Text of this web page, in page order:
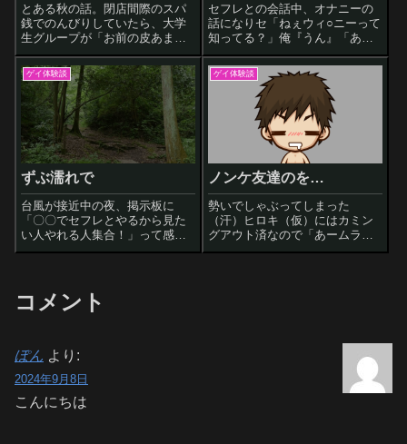
とある秋の話。閉店間際のスパ
銭でのんびりしていたら、大学
生グループが「お前の皮あまり
すぎじゃねｗ」「○○の玉でかす
ぎｗｗ」っと、お互いの股間を
評価しだしまして。そんなの見
せつけられちゃったらムラムラ
しちゃうじゃないですか(笑)なの
で帰りにや
セフレとの会話中、オナニーの
話になりセ「ねぇウィ○ニーって
知ってる？」俺『うん』「あれ
って本当に気持ちいいんかな」
『うーん…確かに気持ちいいけ
ど、よく聞く何度もイク感覚っ
てのはわかんなかった』「え
っ？やったことあんの？」そん
な何気ない？やり
ゲイ体験談
ずぶ濡れで
台風が接近中の夜、掲示板に
「〇〇でセフレとやるから見た
い人やれる人集合！」って感じ
の書き込みがあったんで、ずぶ
んとか某公園に到着し、普段で
も人が来ないような茂みの奥に
ゲイ体験談
ノンケ友達のを…
勢いでしゃぶってしまった
（汗）ヒロキ（仮）にはカミン
グアウト済なので「あームラつ
く、やりてー！」『仕方ないな
コメント
ぽん より:
2024年9月8日
こんにちは